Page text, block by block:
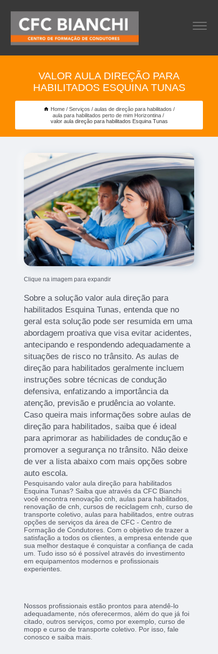
VALOR AULA DIREÇÃO PARA
HABILITADOS ESQUINA TUNAS
Home Serviços
aulas de direção para habilitados
aula para habilitados perto de mim Horizontina
valor aula direção para habilitados Esquina Tunas
Clique na imagem para expandir
Sobre a solução valor aula direção para
habilitados Esquina Tunas, entenda que no
geral esta solução pode ser resumida em uma
abordagem proativa que visa evitar acidentes,
antecipando e respondendo adequadamente a
situações de risco no trânsito. As aulas de
direção para habilitados geralmente incluem
instruções sobre técnicas de condução
defensiva, enfatizando a importância da
atenção, previsão e prudência ao volante.
Caso queira mais informações sobre aulas de
direção para habilitados, saiba que é ideal
para aprimorar as habilidades de condução e
promover a segurança no trânsito. Não deixe
de ver a lista abaixo com mais opções sobre
auto escola.
Pesquisando valor aula direção para habilitados
Esquina Tunas? Saiba que através da CFC Bianchi
você encontra renovação cnh, aulas para habilitados,
renovação de cnh, cursos de reciclagem cnh, curso de
transporte coletivo, aulas para habilitados, entre outras
opções de serviços da área de CFC - Centro de
Formação de Condutores. Com o objetivo de trazer a
satisfação a todos os clientes, a empresa entende que
sua melhor destaque é conquistar a confiança de cada
um. Tudo isso só é possível através do investimento
em equipamentos modernos e profissionais
experientes.
Nossos profissionais estão prontos para atendê-lo
adequadamente, nós oferecermos, além do que já foi
citado, outros serviços, como por exemplo, curso de
mopp e curso de transporte coletivo. Por isso, fale
conosco e saiba mais.